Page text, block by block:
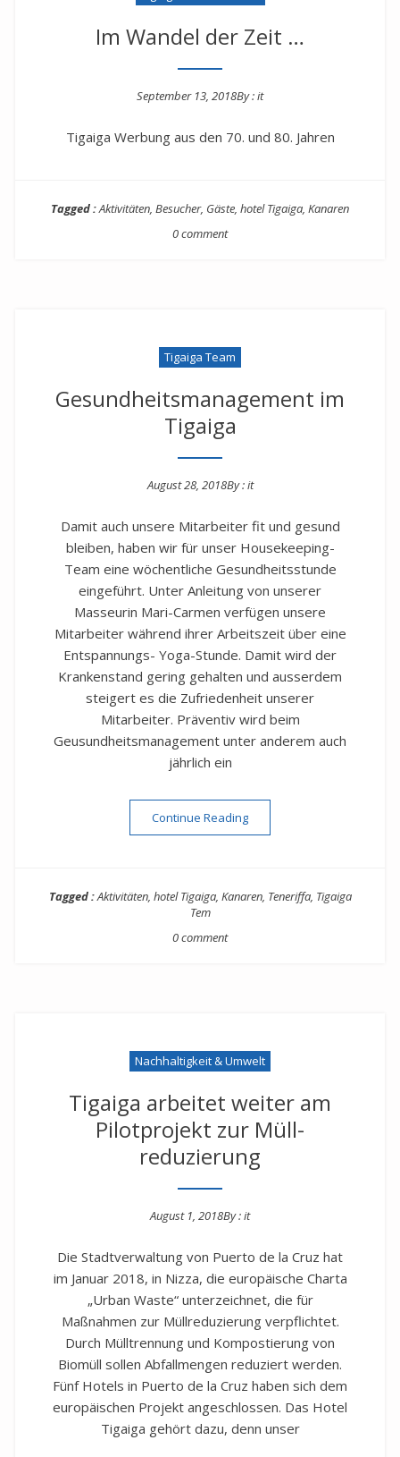
Im Wandel der Zeit …
September 13, 2018By :it
Tigaiga Werbung aus den 70. und 80. Jahren
Tagged :Aktivitäten, Besucher, Gäste, hotel Tigaiga, Kanaren
0 comment
Tigaiga Team
Gesundheitsmanagement im
Tigaiga
August 28, 2018By :it
Damit auch unsere Mitarbeiter fit und gesund
bleiben, haben wir für unser Housekeeping-
Team eine wöchentliche Gesundheitsstunde
eingeführt. Unter Anleitung von unserer
Masseurin Mari-Carmen verfügen unsere
Mitarbeiter während ihrer Arbeitszeit über eine
Entspannungs- Yoga-Stunde. Damit wird der
Krankenstand gering gehalten und ausserdem
steigert es die Zufriedenheit unserer
Mitarbeiter. Präventiv wird beim
Geusundheitsmanagement unter anderem auch
jährlich ein
Continue Reading“Gesundheitsmanagement
Tagged :Aktivitäten, hotel Tigaiga, Kanaren, Teneriffa, Tigaiga
Tem
0 comment
Nachhaltigkeit & Umwelt
Tigaiga arbeitet weiter am
Pilotprojekt zur Müll­
reduzierung
August 1, 2018By :it
Die Stadtverwaltung von Puerto de la Cruz hat
im Januar 2018, in Nizza, die europäische Charta
„Urban Waste“ unterzeichnet, die für
Maßnahmen zur Müllreduzierung verpflichtet.
Durch Mülltrennung und Kompostierung von
Biomüll sollen Abfallmengen reduziert werden.
Fünf Hotels in Puerto de la Cruz haben sich dem
europäischen Projekt angeschlossen. Das Hotel
Tigaiga gehört dazu, denn unser